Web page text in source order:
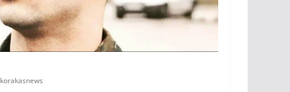
korakasnews